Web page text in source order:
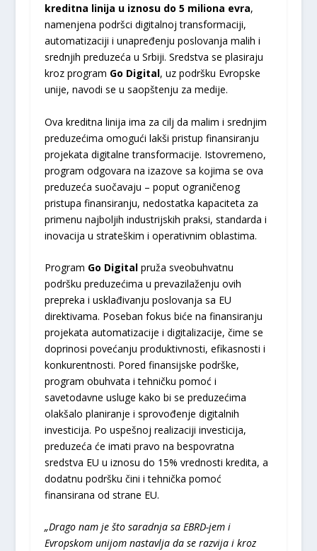
kreditna linija u iznosu do 5 miliona evra,
namenjena podršci digitalnoj transformaciji,
automatizaciji i unapređenju poslovanja malih i
srednjih preduzeća u Srbiji. Sredstva se plasiraju
kroz program Go Digital, uz podršku Evropske
unije, navodi se u saopštenju za medije.
Ova kreditna linija ima za cilj da malim i srednjim
preduzećima omogući lakši pristup finansiranju
projekata digitalne transformacije. Istovremeno,
program odgovara na izazove sa kojima se ova
preduzeća suočavaju – poput ograničenog
pristupa finansiranju, nedostatka kapaciteta za
primenu najboljih industrijskih praksi, standarda i
inovacija u strateškim i operativnim oblastima.
Program Go Digitalpruža sveobuhvatnu
podršku preduzećima u prevazilaženju ovih
prepreka i usklađivanju poslovanja sa EU
direktivama. Poseban fokus biće na finansiranju
projekata automatizacije i digitalizacije, čime se
doprinosi povećanju produktivnosti, efikasnosti i
konkurentnosti. Pored finansijske podrške,
program obuhvata i tehničku pomoć i
savetodavne usluge kako bi se preduzećima
olakšalo planiranje i sprovođenje digitalnih
investicija. Po uspešnoj realizaciji investicija,
preduzeća će imati pravo na bespovratna
sredstva EU u iznosu do 15% vrednosti kredita, a
dodatnu podršku čini i tehnička pomoć
finansirana od strane EU.
„Drago nam je što saradnja sa EBRD-jem i
Evropskom unijom nastavlja da se razvija i kroz